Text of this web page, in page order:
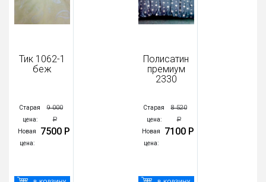
Тик 1062-1
беж
Старая
цена:
9 000
Р
Новая
цена:
7500 Р
Полисатин
премиум
2330
Старая
цена:
8 520
Р
Новая
цена:
7100 Р